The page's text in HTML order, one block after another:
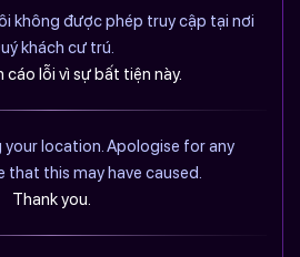
không được phép truy cập tại nơi
khách cư trú.
cáo lỗi vì sự bất tiện này.
your location. Apologise for any
that this may have caused.
Thank you.